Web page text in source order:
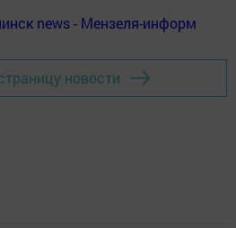
news - Мензеля-информ
новости